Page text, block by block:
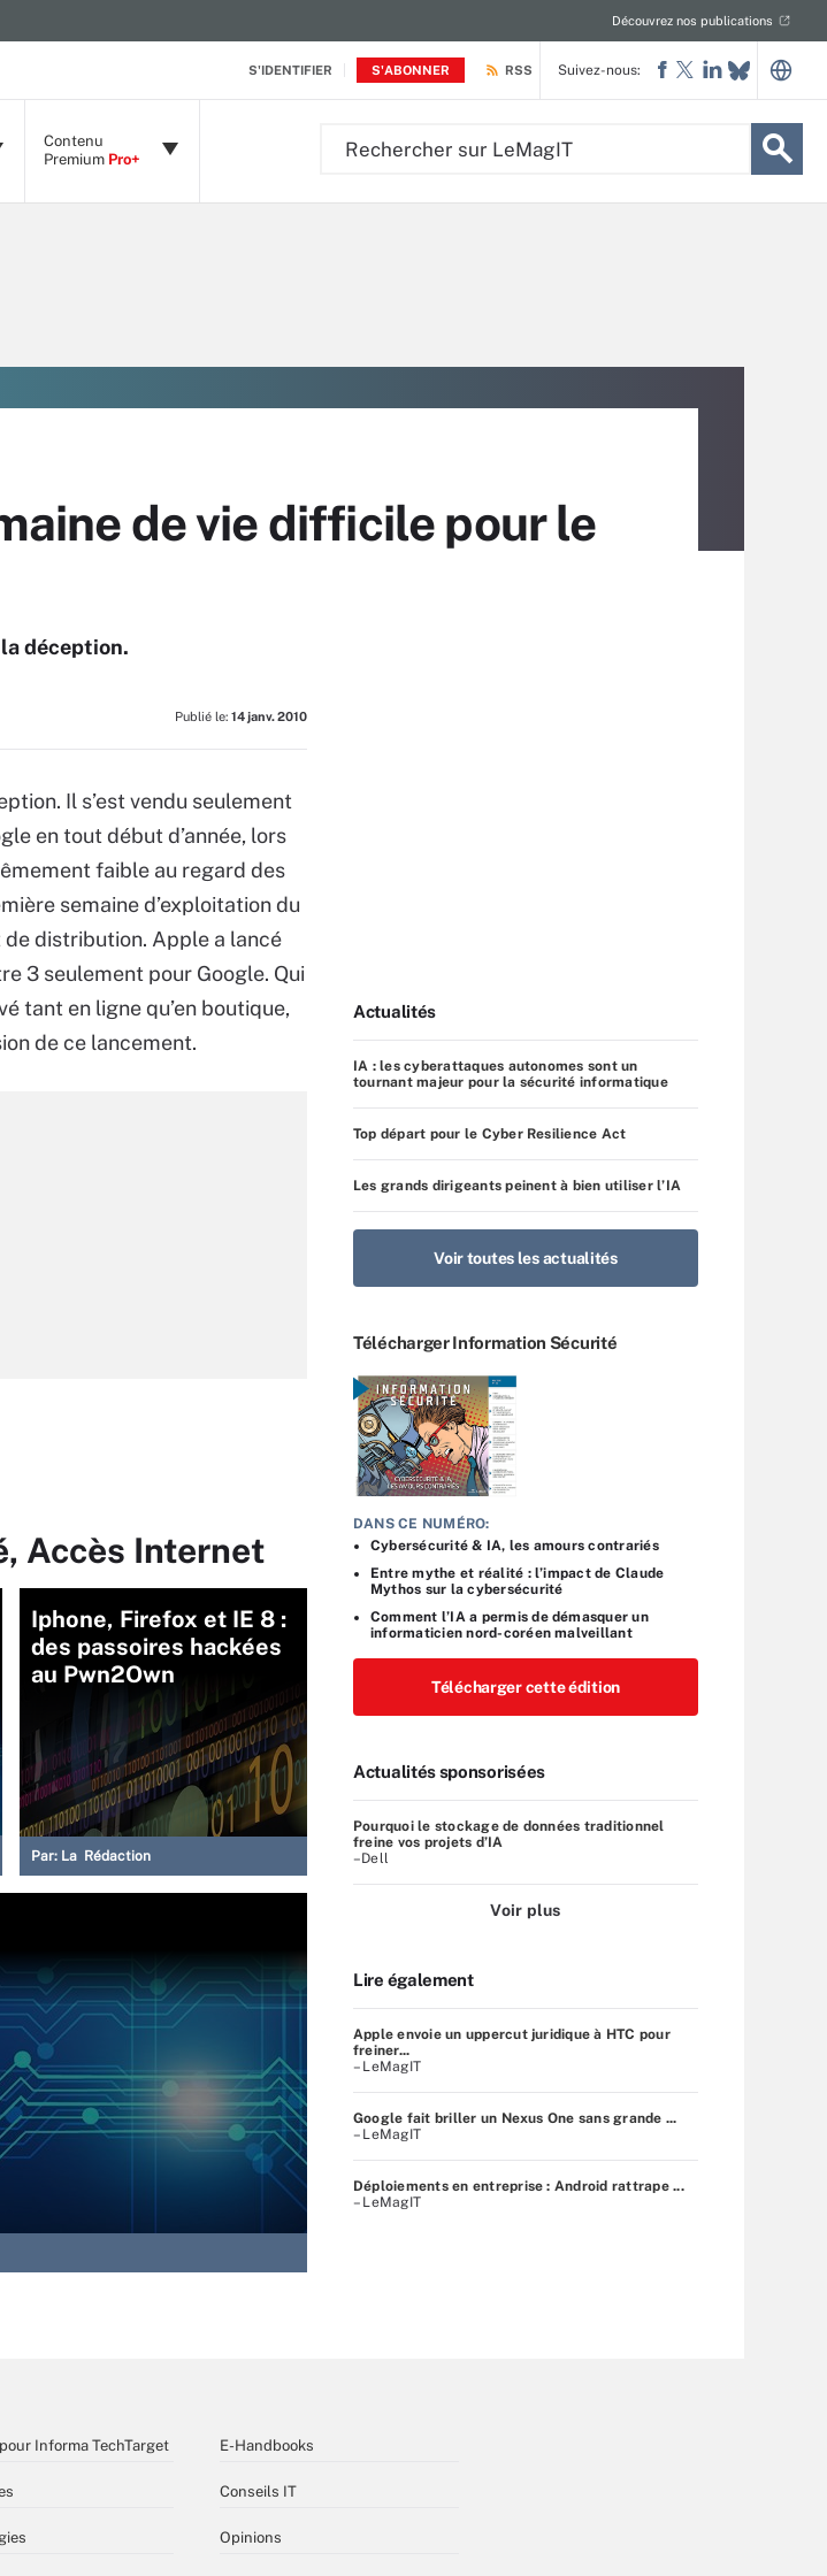
S'IDENTIFIER S'ABONNER
Découvrez nos publications
RSS
Contenu
Premium Pro+
Suivez-nous:
de vie difficile pour le
déception.
Publié le: 14 janv. 2010
Il s’est vendu seulement
en tout début d’année, lors
faible au regard des
semaine d’exploitation du
distribution. Apple a lancé
3 seulement pour Google. Qui
tant en ligne qu’en boutique,
de ce lancement.
Accès Internet
Iphone, Firefox et IE 8 :
des passoires hackées
au Pwn2Own
Par: La Rédaction
Actualités
IA : les cyberattaques autonomes sont un
tournant majeur pour la sécurité informatique
Top départ pour le Cyber Resilience Act
Les grands dirigeants peinent à bien utiliser l’IA
Voir toutes les actualités
Télécharger Information Sécurité
DANS CE NUMÉRO:
Cybersécurité & IA, les amours contrariés
Entre mythe et réalité : l’impact de Claude
Mythos sur la cybersécurité
Comment l’IA a permis de démasquer un
informaticien nord-coréen malveillant
Télécharger cette édition
Actualités sponsorisées
Pourquoi le stockage de données traditionnel
freine vos projets d’IA
–Dell
Voir plus
Lire également
Apple envoie un uppercut juridique à HTC pour
freiner...
– LeMagIT
Google fait briller un Nexus One sans grande ...
– LeMagIT
Déploiements en entreprise : Android rattrape ...
– LeMagIT
Informa TechTarget E-Handbooks
Conseils IT
Opinions